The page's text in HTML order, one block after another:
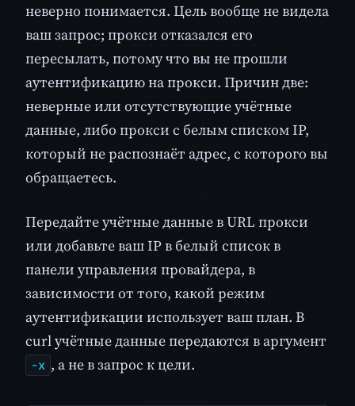
неверно понимается. Цель вообще не видела
ваш запрос; прокси отказался его
пересылать, потому что вы не прошли
аутентификацию на прокси. Причин две:
неверные или отсутствующие учётные
данные, либо прокси с белым списком IP,
который не распознаёт адрес, с которого вы
обращаетесь.
Передайте учётные данные в URL прокси
или добавьте ваш IP в белый список в
панели управления провайдера, в
зависимости от того, какой режим
аутентификации использует ваш план. В
curl учётные данные передаются в аргумент
-x , а не в запрос к цели.